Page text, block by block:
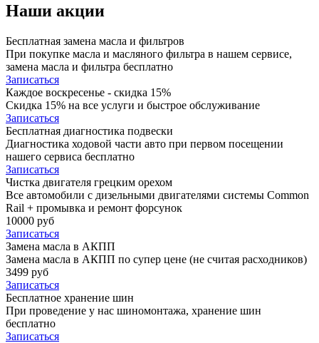
Наши акции
Бесплатная замена масла и фильтров
При покупке масла и масляного фильтра в нашем сервисе,
замена масла и фильтра бесплатно
Записаться
Каждое воскресенье - скидка 15%
Скидка 15% на все услуги и быстрое обслуживание
Записаться
Бесплатная диагностика подвески
Диагностика ходовой части авто при первом посещении
нашего сервиса бесплатно
Записаться
Чистка двигателя грецким орехом
Все автомобили c дизельными двигателями системы Common
Rail + промывка и ремонт форсунок
10000 руб
Записаться
Замена масла в АКПП
Замена масла в АКПП по супер цене (не считая расходников)
3499 руб
Записаться
Бесплатное хранение шин
При проведение у нас шиномонтажа, хранение шин
бесплатно
Записаться